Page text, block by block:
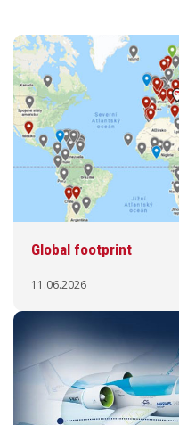
Global footprint
11.06.2026